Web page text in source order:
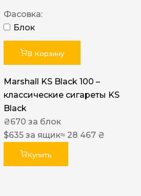
Manchester
Nistru
Leana
Montecristo
Фасовка:
Блок
В Корзину
Marshall KS Black 100 –
классические сигареты KS
Black
₴670 за блок
$635 за ящик≈ 28 467 ₴
Купить